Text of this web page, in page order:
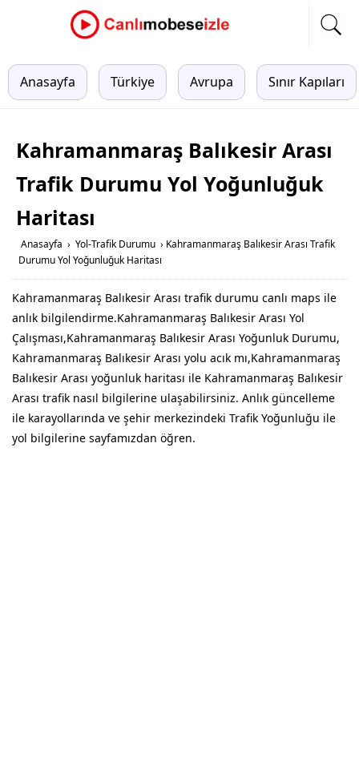
Anasayfa Türkiye Avrupa Sınır Kapıları
Kahramanmaraş Balıkesir Arası
Trafik Durumu Yol Yoğunluğuk
Haritası
Anasayfa › Yol-Trafik Durumu › Kahramanmaraş Balıkesir Arası Trafik
Durumu Yol Yoğunluğuk Haritası
Kahramanmaraş Balıkesir Arası trafik durumu canlı maps ile
anlık bilgilendirme.Kahramanmaraş Balıkesir Arası Yol
Çalışması,Kahramanmaraş Balıkesir Arası Yoğunluk Durumu,
Kahramanmaraş Balıkesir Arası yolu acık mı,Kahramanmaraş
Balıkesir Arası yoğunluk haritası ile Kahramanmaraş Balıkesir
Arası trafik nasıl bilgilerine ulaşabilirsiniz. Anlık güncelleme
ile karayollarında ve şehir merkezindeki Trafik Yoğunluğu ile
yol bilgilerine sayfamızdan öğren.